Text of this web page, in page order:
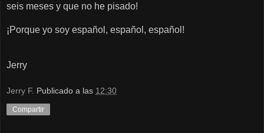
seis meses y que no he pisado!
¡Porque yo soy español, español, español!
Jerry
Jerry F. Publicado a las 12:30
Compartir